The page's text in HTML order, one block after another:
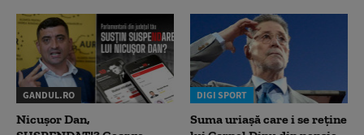
GANDUL.RO
Nicușor Dan,
DIGI SPORT
Suma uriașă care i se reține